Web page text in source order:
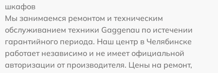
шкафов
Мы занимаемся ремонтом и техническим
обслуживанием техники Gaggenau по истечении
гарантийного периода. Наш центр в Челябинске
работает независимо и не имеет официальной
авторизации от производителя. Цены на ремонт,